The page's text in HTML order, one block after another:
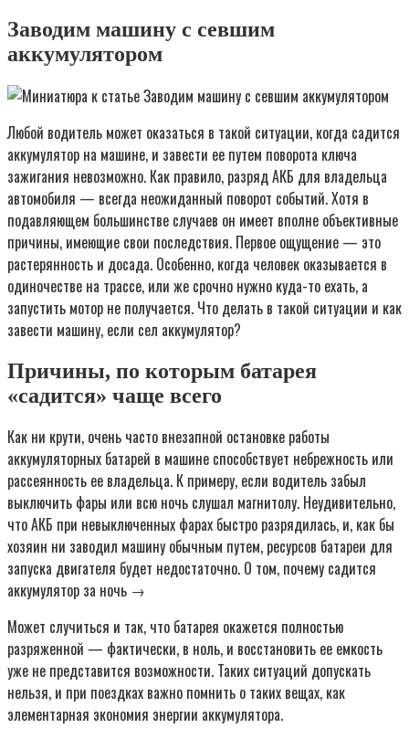
Заводим машину с севшим
аккумулятором
Любой водитель может оказаться в такой ситуации, когда садится
аккумулятор на машине, и завести ее путем поворота ключа
зажигания невозможно. Как правило, разряд АКБ для владельца
автомобиля — всегда неожиданный поворот событий. Хотя в
подавляющем большинстве случаев он имеет вполне объективные
причины, имеющие свои последствия. Первое ощущение — это
растерянность и досада. Особенно, когда человек оказывается в
одиночестве на трассе, или же срочно нужно куда-то ехать, а
запустить мотор не получается. Что делать в такой ситуации и как
завести машину, если сел аккумулятор?
Причины, по которым батарея
«садится» чаще всего
Как ни крути, очень часто внезапной остановке работы
аккумуляторных батарей в машине способствует небрежность или
рассеянность ее владельца. К примеру, если водитель забыл
выключить фары или всю ночь слушал магнитолу. Неудивительно,
что АКБ при невыключенных фарах быстро разрядилась, и, как бы
хозяин ни заводил машину обычным путем, ресурсов батареи для
запуска двигателя будет недостаточно. О том, почему садится
аккумулятор за ночь →
Может случиться и так, что батарея окажется полностью
разряженной — фактически, в ноль, и восстановить ее емкость
уже не представится возможности. Таких ситуаций допускать
нельзя, и при поездках важно помнить о таких вещах, как
элементарная экономия энергии аккумулятора.